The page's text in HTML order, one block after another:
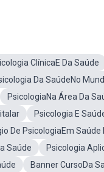
ClínicaE Da Saúde
Da SaúdeNo
PsicologiaNa Área Da
Psicologia E
De PsicologiaEm Saúde
Saúde
Psicologia
Banner CursoDa